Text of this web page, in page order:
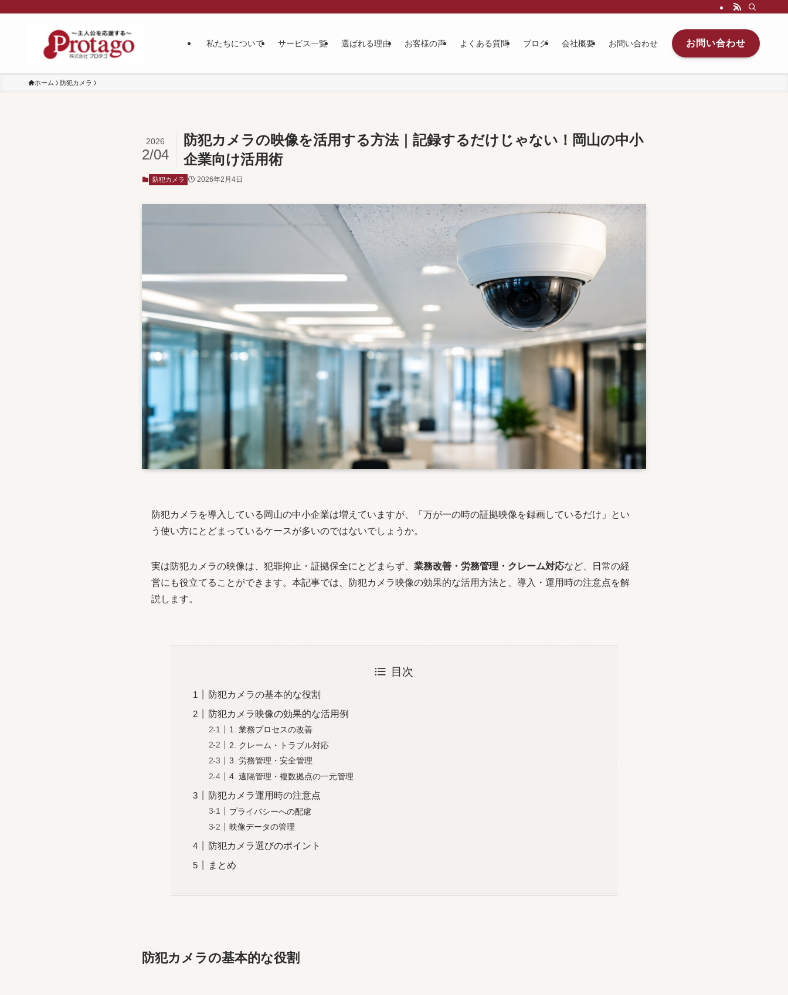
私たちについて サービス一覧 選ばれる理由 お客様の声 よくある質問 ブログ 会社概要 お問い合わせ お問い合わせ
ホーム 防犯カメラ
防犯カメラの映像を活用する方法｜記録するだけじゃない！岡山の中小
企業向け活用術
2026
2/04
防犯カメラ 2026年2月4日
防犯カメラを導入している岡山の中小企業は増えていますが、「万が一の時の証拠映像を録画しているだけ」とい
う使い方にとどまっているケースが多いのではないでしょうか。
実は防犯カメラの映像は、犯罪抑止・証拠保全にとどまらず、 業務改善・労務管理・クレーム対応など、日常の経
営にも役立てることができます。本記事では、防犯カメラ映像の効果的な活用方法と、導入・運用時の注意点を解
説します。
目次
防犯カメラの基本的な役割
防犯カメラ映像の効果的な活用例
1. 業務プロセスの改善
2. クレーム・トラブル対応
3. 労務管理・安全管理
4. 遠隔管理・複数拠点の一元管理
防犯カメラ運用時の注意点
プライバシーへの配慮
映像データの管理
防犯カメラ選びのポイント
まとめ
防犯カメラの基本的な役割